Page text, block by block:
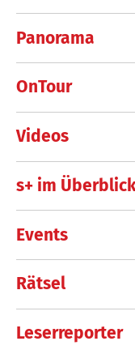
Panorama
OnTour
Videos
s+ im
Events
Rätsel
Leserreporter